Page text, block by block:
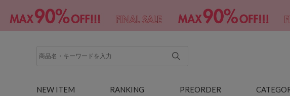
NEW ITEM RANKING PREORDER